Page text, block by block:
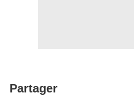
Partager